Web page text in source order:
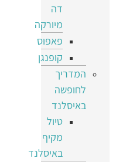
דה
מיורקה
פאפוס
קופנגן
המדריך
לחופשה
באיסלנד
טיול
מקיף
באיסלנד